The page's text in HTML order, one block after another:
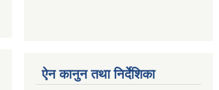
ऐन कानुन तथा निर्देशिका